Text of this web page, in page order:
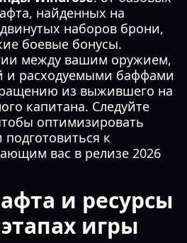
найденных на
наборов брони,
боевые бонусы.
между вашим оружием,
и расходуемыми баффами
из выжившего на
капитана. Следуйте
оптимизировать
к
вас в релизе 2026
и ресурсы
игры